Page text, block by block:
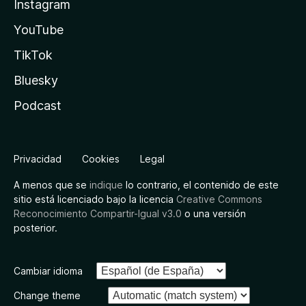
Instagram
YouTube
TikTok
Bluesky
Podcast
Privacidad Cookies Legal
A menos que se indique lo contrario, el contenido de este
sitio está licenciado bajo la licencia Creative Commons
Reconocimiento Compartir-Igual v3.0 o una versión
posterior.
Cambiar idioma
Change theme